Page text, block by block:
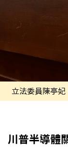
立法委員陳亭妃
川普半導體